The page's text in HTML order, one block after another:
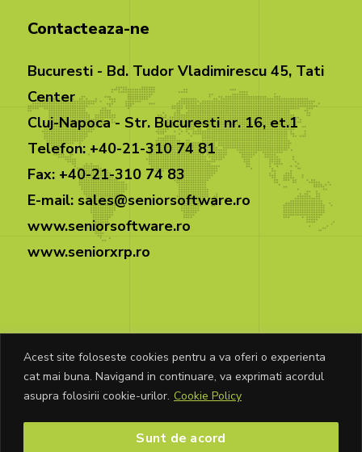
Acest site foloseste cookies pentru a va oferi o experienta
cat mai buna. Navigand in continuare, va exprimati acordul
asupra folosirii cookie-urilor. Cookie Policy
Sunt de acord
Contacteaza-ne
Bucuresti - Bd. Tudor Vladimirescu 45, Tati
Center
Cluj-Napoca - Str. Bucuresti nr. 16, et.1
Telefon: +40-21-310 74 81
Fax: +40-21-310 74 83
E-mail: sales@seniorsoftware.ro
www.seniorsoftware.ro
www.seniorxrp.ro
© Copyright Senior Software 2026. Toate
drepturile rezervate.